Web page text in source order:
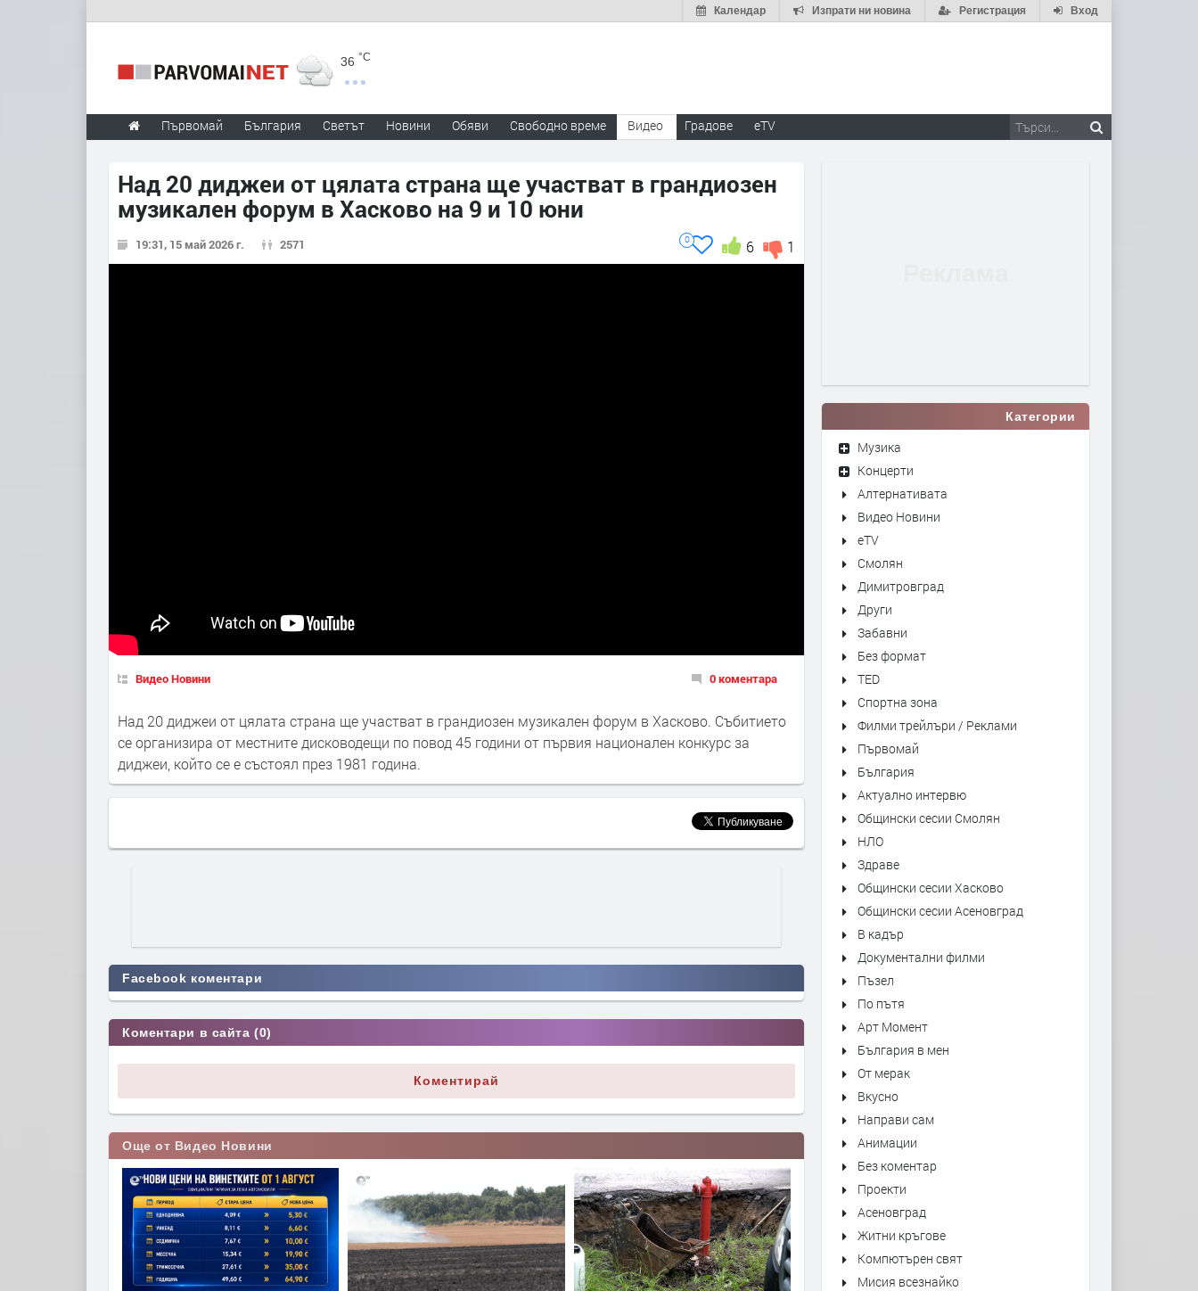
Вход
Регистрация
Изпрати ни новина
Календар
36 °C
Първомай България Светът Новини Обяви Свободно време Видео Градове eTV
Над 20 диджеи от цялата страна ще участват в грандиозен
музикален форум в Хасково на 9 и 10 юни
19:31, 15 май 2026 г. 2571 1
6
0
Видео Новини 0 коментара
Над 20 диджеи от цялата страна ще участват в грандиозен музикален форум в Хасково. Събитието
се организира от местните дисководещи по повод 45 години от първия национален конкурс за
диджеи, който се е състоял през 1981 година.
Facebook коментари
Коментари в сайта (0)
Коментирай
Още от Видео Новини
Категории
Музика
Концерти
Алтернативата
Видео Новини
eTV
Смолян
Димитровград
Други
Забавни
Без формат
TED
Спортна зона
Филми трейлъри / Реклами
Първомай
България
Актуално интервю
Общински сесии Смолян
НЛО
Здраве
Общински сесии Хасково
Общински сесии Асеновград
В кадър
Документални филми
Пъзел
По пътя
Арт Момент
България в мен
От мерак
Вкусно
Направи сам
Анимации
Без коментар
Проекти
Асеновград
Житни кръгове
Компютърен свят
Мисия всезнайко